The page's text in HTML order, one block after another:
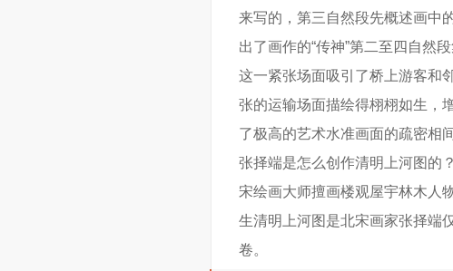
来写的，第三自然段先概述画中
出了画作的“传神”第二至四自然
这一紧张场面吸引了桥上游客和
张的运输场面描绘得栩栩如生，
了极高的艺术水准画面的疏密相
张择端是怎么创作清明上河图的
宋绘画大师擅画楼观屋宇林木人
生清明上河图是北宋画家张择端
卷。